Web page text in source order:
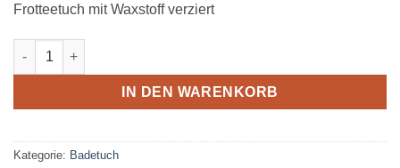
Frotteetuch mit Waxstoff verziert
Frotteetuch 70x140 beige Vogel Menge
IN DEN WARENKORB
Kategorie: Badetuch